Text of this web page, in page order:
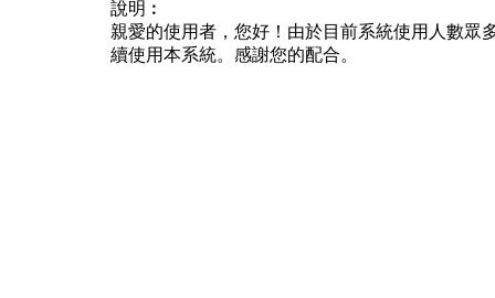
說明︰
親愛的使用者，您好！由於目前系統使用人數眾
續使用本系統。感謝您的配合。